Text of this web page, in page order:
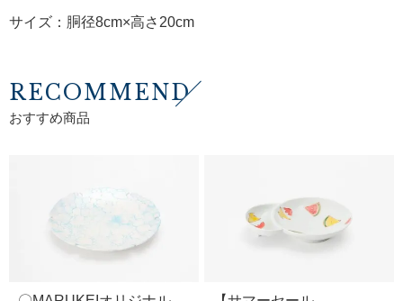
サイズ：胴径8cm×高さ20cm
RECOMMEND
おすすめ商品